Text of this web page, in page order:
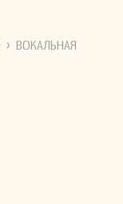
› ВОКАЛЬНАЯ